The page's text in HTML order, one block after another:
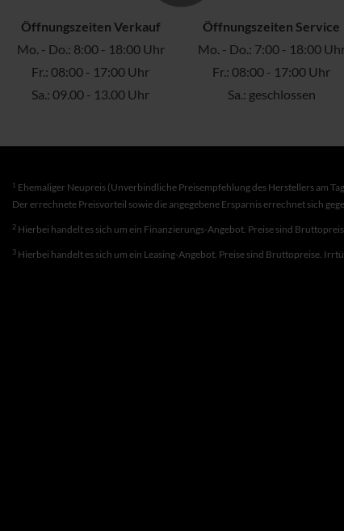
Öffnungszeiten Verkauf
Mo. - Do.: 8:00 - 18:00 Uhr
Fr.: 08:00 - 17:00 Uhr
Sa.: 09.00 - 13.00 Uhr
Öffnungszeiten Service
Mo. - Do.: 7:00 - 18:00
Fr.: 08:00 - 17:00 Uhr
Sa.: geschlossen
1 Ehemaliger Neupreis (Unverbindliche Preisempfehlung des Herstellers am
Der errechnete Preisvorteil sowie die angegebene Ersparnis errechnet sich
2 Hierbei handelt es sich um ein Finanzierungs-Angebot. Preise sind
3 Hierbei handelt es sich um ein Leasing-Angebot. Preise sind Bruttopreise.